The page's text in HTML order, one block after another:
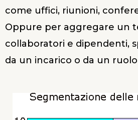
come uffici, riunioni,
Oppure per aggregare un
collaboratori e dipendenti,
da un incarico o da un